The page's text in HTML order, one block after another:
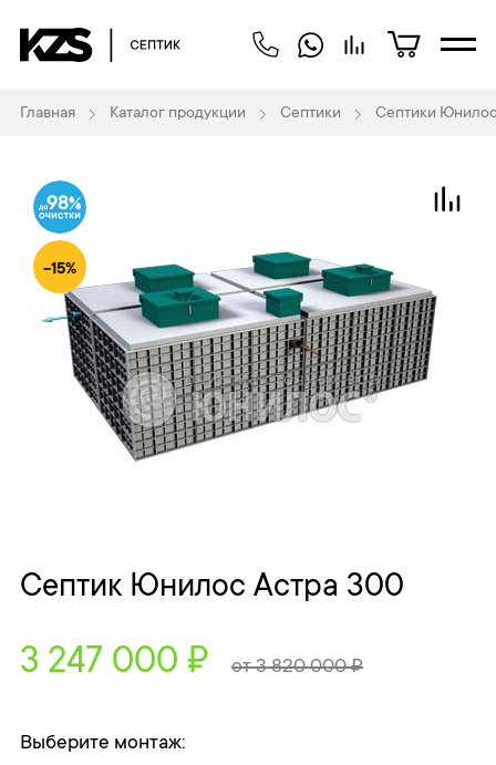
Главная Каталог продукции Септики Септики
98
-15%
Септик Юнилос Астра 300
3 247 000 ₽ от 3 820 000 ₽
Выберите монтаж: